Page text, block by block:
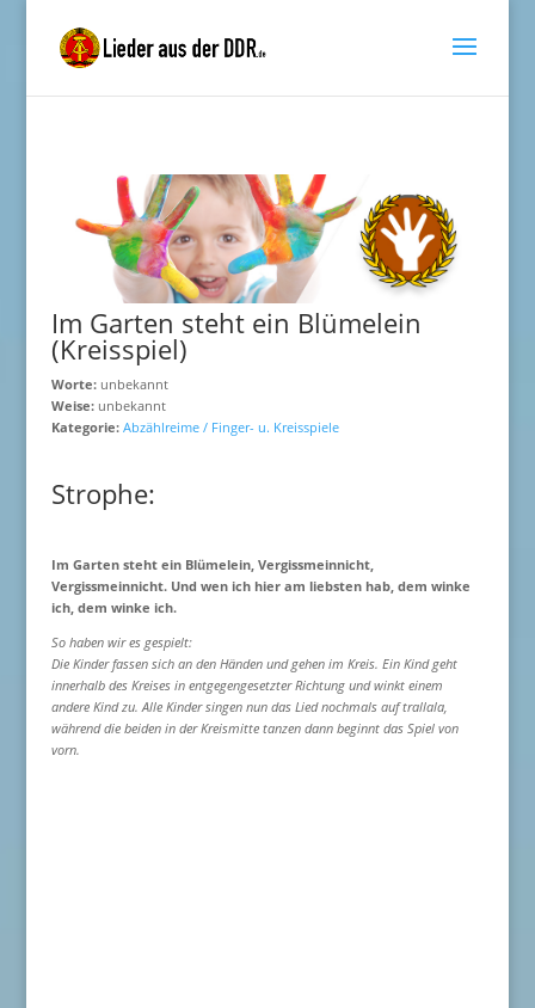
Im Garten steht ein Blümelein
(Kreisspiel)
Worte:unbekannt
Weise:unbekannt
Kategorie: Abzählreime / Finger- u. Kreisspiele
Strophe:
Im Garten steht ein Blümelein, Vergissmeinnicht,
Vergissmeinnicht. Und wen ich hier am liebsten hab, dem winke
ich, dem winke ich.
So haben wir es gespielt:
Die Kinder fassen sich an den Händen und gehen im Kreis. Ein Kind geht
innerhalb des Kreises in entgegengesetzter Richtung und winkt einem
andere Kind zu. Alle Kinder singen nun das Lied nochmals auf trallala,
während die beiden in der Kreismitte tanzen dann beginnt das Spiel von
vorn.